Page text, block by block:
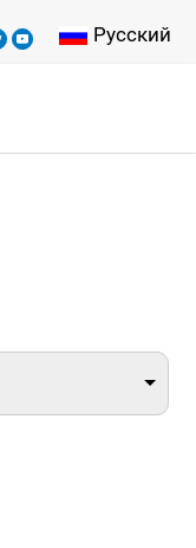
Select your
Русский